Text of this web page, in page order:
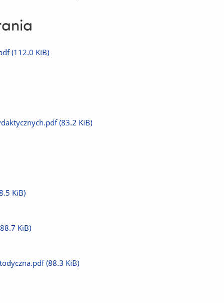
(112.0 KiB)
(83.2 KiB)
KiB)
KiB)
(88.3 KiB)